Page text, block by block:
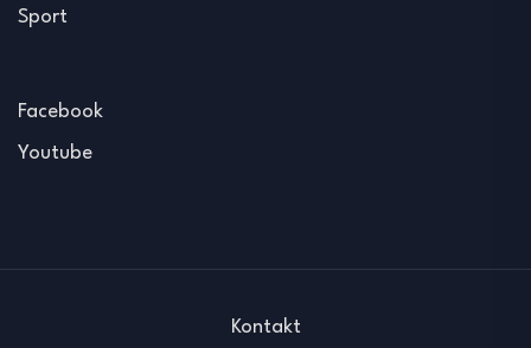
Sport
Facebook
Youtube
Kontakt